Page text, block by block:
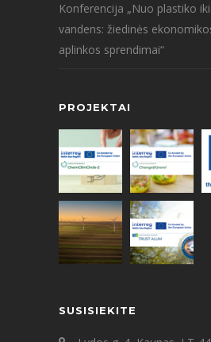
Konferencija „Nuo plastiko
vandens: žiedinės
aplinkos sprendimai“
PROJEKTAI
SUSISIEKITE